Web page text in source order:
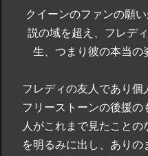
クイーンのファンの願
説の域を超え、フレデ
生、つまり彼の本当の
フレディの友人であり個
フリーストーンの後援
人がこれまで見たこと
を明るみに出し、あり